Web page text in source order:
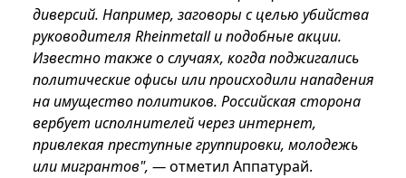
диверсий. Например, заговоры с целью убийства
руководителя Rheinmetall и подобные акции.
Известно также о случаях, когда поджигались
политические офисы или происходили нападения
на имущество политиков. Российская сторона
вербует исполнителей через интернет,
привлекая преступные группировки, молодежь
или мигрантов", —отметил Аппатурай.